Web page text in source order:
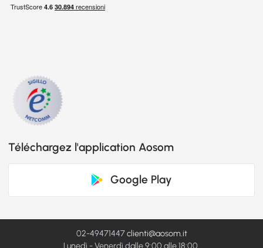
Téléchargez l'application Aosom
Google Play
02-49471447clienti@aosom.it
Lunedì - Venerdì dalle 9:00 alle 18:00.